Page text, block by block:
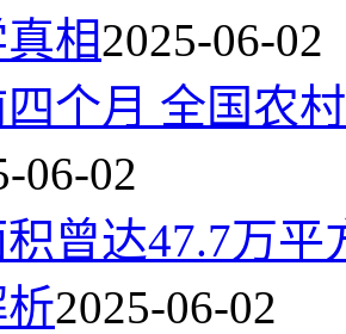
相2025-06-02
个月 全国农
06-02
曾达47.7万
2025-06-02